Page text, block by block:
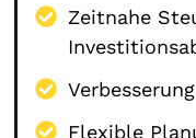
Zeitnahe
Flexible